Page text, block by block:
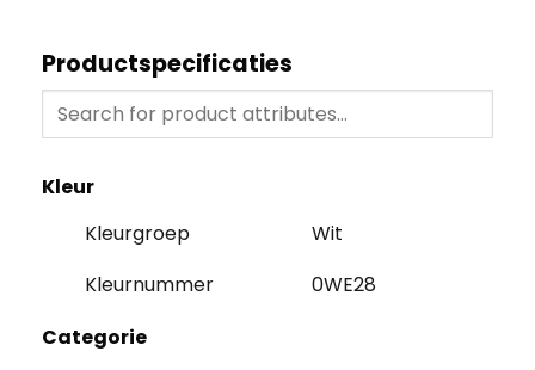
Productspecificaties
Kleur
Kleurgroep
Wit
Kleurnummer
0WE28
Categorie